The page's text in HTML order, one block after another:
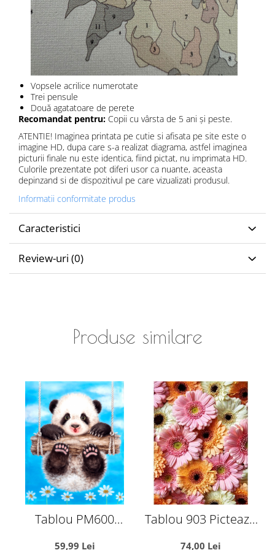
Vopsele acrilice numerotate
Trei pensule
Două agatatoare de perete
Recomandat pentru: Copii cu vârsta de 5 ani și peste.
ATENTIE! Imaginea printata pe cutie si afisata pe site este o
imagine HD, dupa care s-a realizat diagrama, astfel imaginea
picturii finale nu este identica, fiind pictat, nu imprimata HD.
Culorile prezentate pot diferi usor ca nuante, aceasta
depinzand si de dispozitivul pe care vizualizati produsul.
Informatii conformitate produs
Caracteristici
Review-uri (0)
Produse similare
Tablou PM600
59,99 Lei
Tablou 903 Picteaza
74,00 Lei